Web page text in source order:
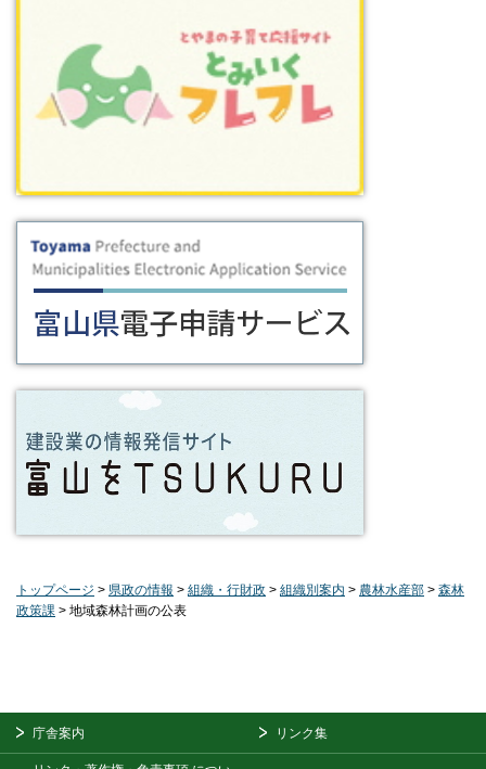
トップページ > 県政の情報 > 組織・行財政 > 組織別案内 > 農林水産部 > 森林
政策課 > 地域森林計画の公表
庁舎案内 リンク集